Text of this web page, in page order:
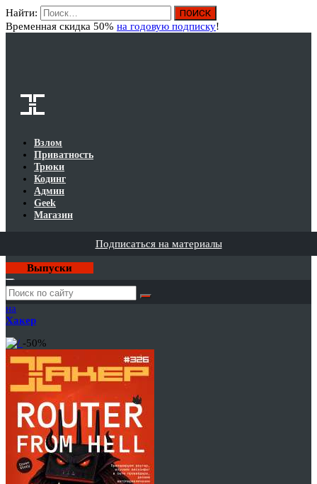
Найти:
Временная скидка 50% на годовую подписку!
Взлом
Приватность
Трюки
Кодинг
Админ
Geek
Магазин
Подписаться на материалы
Выпуски
Годовая
подписка
на
Хакер
-50%